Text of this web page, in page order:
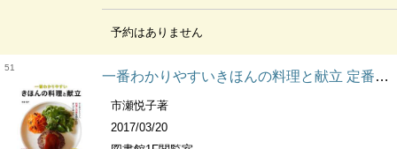
予約はありません
51
一番わかりやすいきほんの料理と献立 定番をアレンジ献立メニュー付き
市瀬悦子著
2017/03/20